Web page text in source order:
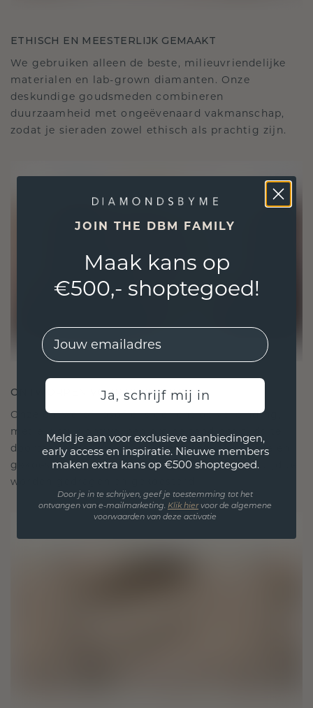
ETHISCH EN MEESTERLIJK GEMAAKT
We gebruiken alleen de beste, milieuvriendelijke
materialen en lab-grown diamanten. Onze
deskundige goudsmeden combineren
duurzaamheid met ongeëvenaard vakmanschap,
zodat je sieraden zowel ethisch als prachtig zijn.
ONTWORPEN VOOR VERBINDING
Onze ontwerpfilosofie is gericht op verbinding,
met elk stuk ontworpen om de tand des tijds te
doorstaan. Het wordt jouw symbool van liefde en
gekoesterde momenten, bedoeld om voor altijd te
worden gedragen en gekoesterd.
JOIN THE DBM FAMILY
Maak kans op
€500,- shoptegoed!
EMail
Ja, schrijf mij in
Meld je aan voor exclusieve aanbiedingen,
early access en inspiratie. Nieuwe members
maken extra kans op €500 shoptegoed.
Door je in te schrijven, geef je toestemming tot het
ontvangen van e-mailmarketing. Klik hiervoor de algemene
voorwaarden van deze activatie